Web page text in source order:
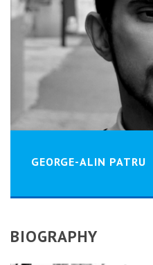
GEORGE-ALIN PATRU
BIOGRAPHY